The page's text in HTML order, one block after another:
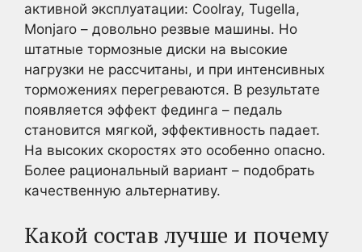
активной эксплуатации: Coolray, Tugella,
Monjaro – довольно резвые машины. Но
штатные тормозные диски на высокие
нагрузки не рассчитаны, и при интенсивных
торможениях перегреваются. В результате
появляется эффект фединга – педаль
становится мягкой, эффективность падает.
На высоких скоростях это особенно опасно.
Более рациональный вариант – подобрать
качественную альтернативу.
Какой состав лучше и почему